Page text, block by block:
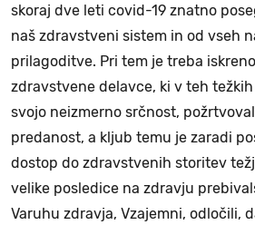
skoraj dve leti covid-19 znatno
naš zdravstveni sistem in od vseh
prilagoditve. Pri tem je treba
zdravstvene delavce, ki v teh
svojo neizmerno srčnost,
predanost, a kljub temu je zaradi
dostop do zdravstvenih storitev
velike posledice na zdravju
Varuhu zdravja, Vzajemni, odločili,